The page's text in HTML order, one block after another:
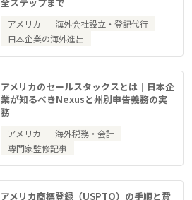
全ステップまで
アメリカ
海外会社設立・登記代行
日本企業の海外進出
アメリカのセールスタックスとは｜日本企
業が知るべきNexusと州別申告義務の実
務
アメリカ
海外税務・会計
専門家監修記事
アメリカ商標登録（USPTO）の手順と費